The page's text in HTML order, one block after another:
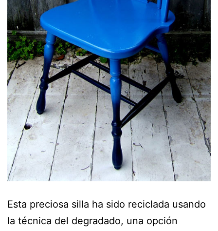
Esta preciosa silla ha sido reciclada usando
la técnica del degradado, una opción